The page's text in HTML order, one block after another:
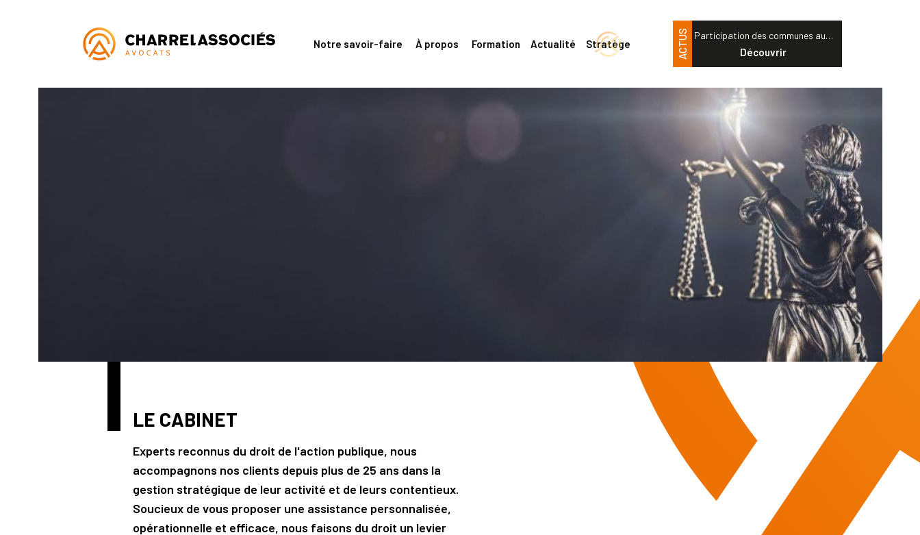
Notre savoir-faire À propos Formation Actualité Stratège ACTUS Participation des communes au…
Découvrir
LE CABINET
Experts reconnus du droit de l'action publique, nous
accompagnons nos clients depuis plus de 25 ans dans la
gestion stratégique de leur activité et de leurs contentieux.
Soucieux de vous proposer une assistance personnalisée,
opérationnelle et efficace, nous faisons du droit un levier